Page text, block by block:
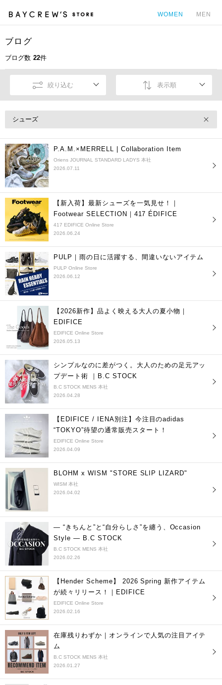
WOMEN MEN
ブログ
ブログ数 22件
絞り込む 表示順
シューズ
P.A.M.×MERRELL | Collaboration Item
Oriens JOURNAL STANDARD LADYS 本社
2026.07.11
【新入荷】最新シューズを一気見せ！｜
Footwear SELECTION｜417 ÉDIFICE
417 EDIFICE Online Store
2026.06.24
PULP｜雨の日に活躍する、間違いないアイテム
PULP Online Store
2026.06.12
【2026新作】品よく映える大人の夏小物｜
EDIFICE
EDIFICE Online Store
2026.05.13
シンプルなのに差がつく。大人のための足元アッ
プデート術 ｜B.C STOCK
B.C STOCK MENS 本社
2026.04.28
【EDIFICE / IENA別注】今注目のadidas
“TOKYO”待望の通常販売スタート！
EDIFICE Online Store
2026.04.09
BLOHM x WISM "STORE SLIP LIZARD"
WISM 本社
2026.04.02
― “きちんと”と“自分らしさ”を纏う、Occasion
Style ― B.C STOCK
B.C STOCK MENS 本社
2026.02.26
【Hender Scheme】 2026 Spring 新作アイテム
が続々リリース！｜EDIFICE
EDIFICE Online Store
2026.02.16
在庫残りわずか｜オンラインで人気の注目アイテ
ム
B.C STOCK MENS 本社
2026.01.27